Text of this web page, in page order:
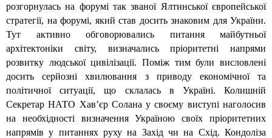
розгорнулась на форумі так званої Ялтинської європейської
стратегії, на форумі, який став досить знаковим для України.
Тут активно обговорювались питання майбутньої
архітектоніки світу, визначались пріоритетні напрями
розвитку людської цивілізації. Поміж тим були висловлені
досить серйозні хвилювання з приводу економічної та
політичної ситуації, що склалась в Україні. Колишній
Секретар НАТО Хав’єр Солана у своєму виступі наголосив
на необхідності визначення Україною своїх пріоритетних
напрямів у питаннях руху на Захід чи на Схід. Кондоліза